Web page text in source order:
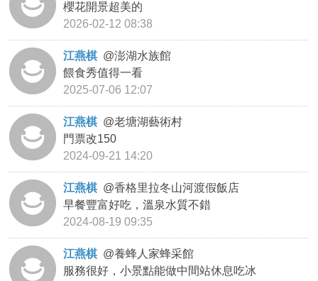
櫻花開景超美的
2026-02-12 08:38
江燕棋 @澎湖水族館
餵食秀值得一看
2025-07-06 12:07
江燕棋 @老塘湖藝術村
門票改150
2024-09-21 14:20
江燕棋 @香格里拉冬山河渡假飯店
早餐豐富好吃，溫泉水質不錯
2024-08-19 09:35
江燕棋 @養蜂人家蜂采館
服務很好，小景點能做中間站休息吃冰